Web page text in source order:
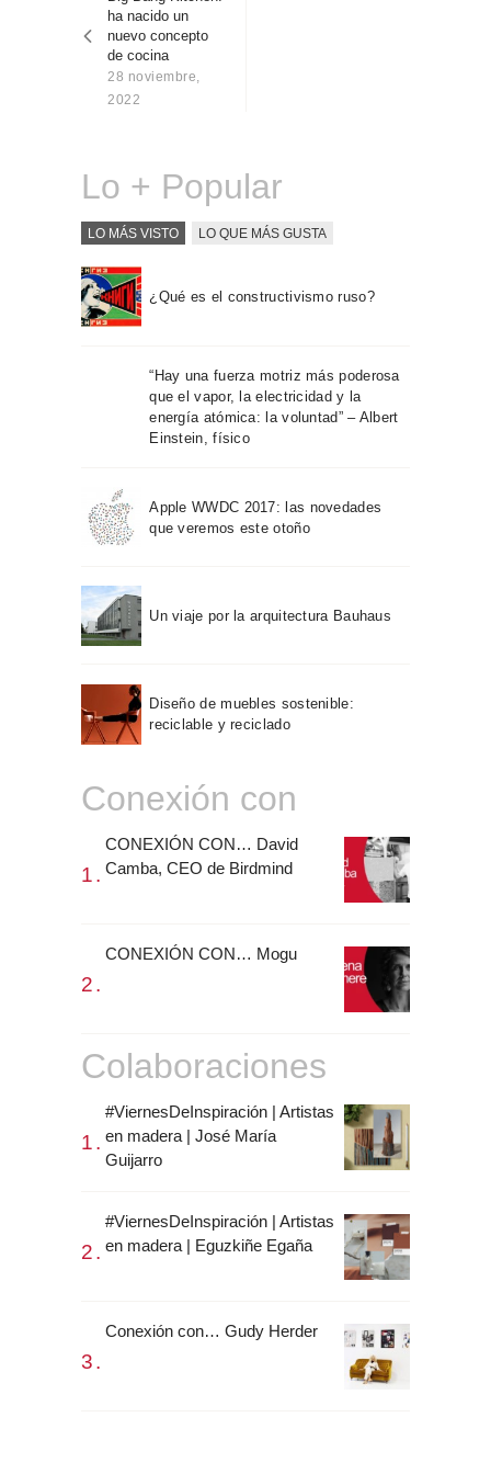
Sobre Connections
by Finsa
Contacto
ha nacido un
nuevo concepto
de cocina
28 noviembre,
2022
Lo + Popular
LO MÁS VISTO LO QUE MÁS GUSTA
¿Qué es el constructivismo ruso?
“Hay una fuerza motriz más poderosa
que el vapor, la electricidad y la
energía atómica: la voluntad” – Albert
Einstein, físico
Apple WWDC 2017: las novedades
que veremos este otoño
Un viaje por la arquitectura Bauhaus
Diseño de muebles sostenible:
reciclable y reciclado
Conexión con
CONEXIÓN CON… David
Camba, CEO de Birdmind
CONEXIÓN CON… Mogu
Colaboraciones
#ViernesDeInspiración | Artistas
en madera | José María
Guijarro
#ViernesDeInspiración | Artistas
en madera | Eguzkiñe Egaña
Conexión con… Gudy Herder